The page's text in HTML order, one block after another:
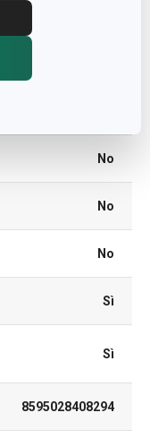
No
No
No
Sì
Sì
8595028408294